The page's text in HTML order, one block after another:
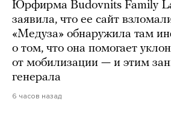
Юрфирма Budovnits Family
заявила, что ее сайт
«Медуза» обнаружила там
о том, что она помогает
от мобилизации — и этим
генерала
6 часов назад